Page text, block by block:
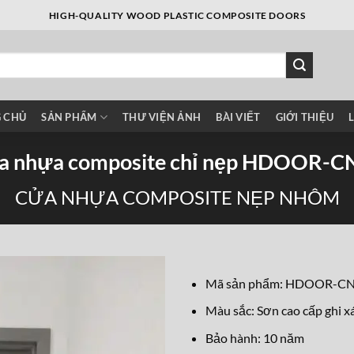
HIGH-QUALITY WOOD PLASTIC COMPOSITE DOORS
CHỦ SẢN PHẨM THƯ VIỆN ẢNH BÀI VIẾT GIỚI THIỆU
nhựa composite chỉ nẹp HDOOR-
CỬA NHỰA COMPOSITE NẸP NHÔM
Mã sản phẩm: HDOOR-
Màu sắc: Sơn cao cấp ghi
Bảo hành: 10 năm